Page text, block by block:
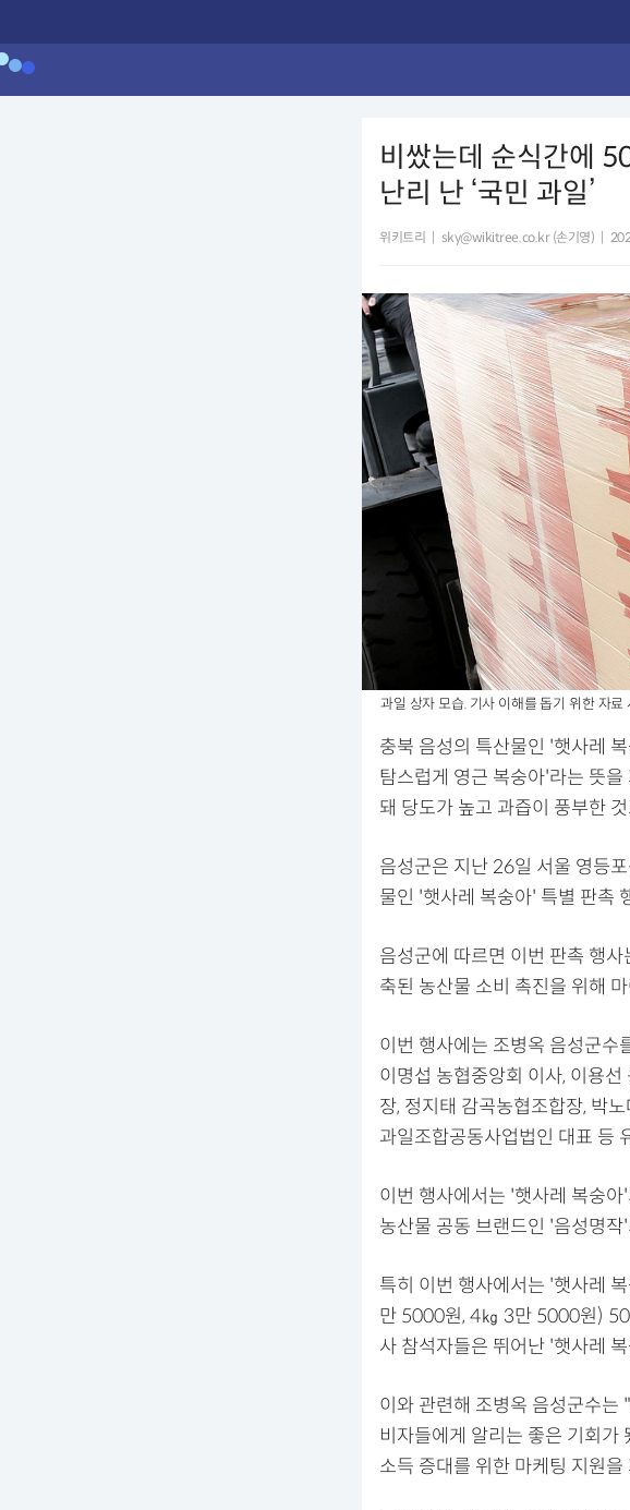
비쌌는데 순식간에
난리 난 ‘국민 과일’
위키트리 sky@wikitree.co.kr (손기영)
과일 상자 모습. 기사 이해를 돕기 위한 자
충북 음성의 특산물인 '햇사레
탐스럽게 영근 복숭아'라는 뜻
돼 당도가 높고 과즙이 풍부한
음성군은 지난 26일 서울 영등
물인 '햇사레 복숭아' 특별 판촉
음성군에 따르면 이번 판촉 행
축된 농산물 소비 촉진을 위해
이번 행사에는 조병옥 음성군수
이명섭 농협중앙회 이사, 이용
장, 정지태 감곡농협조합장, 박
과일조합공동사업법인 대표 등
이번 행사에서는 '햇사레 복숭
농산물 공동 브랜드인 '음성명
특히 이번 행사에서는 '햇사레
만 5000원, 4㎏ 3만 5000원)
사 참석자들은 뛰어난 '햇사레
이와 관련해 조병옥 음성군수는
비자들에게 알리는 좋은 기회
소득 증대를 위한 마케팅 지원